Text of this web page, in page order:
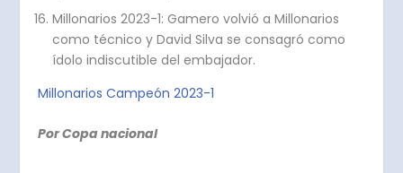
Millonarios 2023-1: Gamero volvió a Millonarios
como técnico y David Silva se consagró como
ídolo indiscutible del embajador.
Millonarios Campeón 2023-1
Por Copa nacional